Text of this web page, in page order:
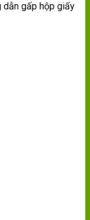
dẫn gấp hộp giấy